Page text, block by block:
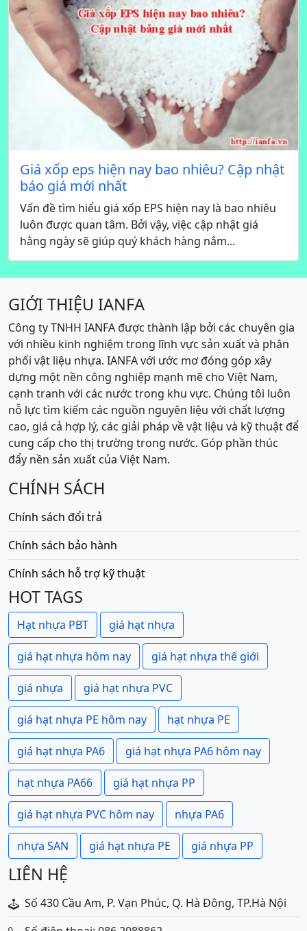
Giá xốp eps hiện nay bao nhiêu? Cập nhật
báo giá mới nhất
Vấn đề tìm hiểu giá xốp EPS hiện nay là bao nhiêu
luôn được quan tâm. Bởi vậy, việc cập nhật giá
hằng ngày sẽ giúp quý khách hàng nắm...
GIỚI THIỆU IANFA
Công ty TNHH IANFA được thành lập bởi các chuyên gia
với nhiều kinh nghiệm trong lĩnh vực sản xuất và phân
phối vật liệu nhựa. IANFA với ước mơ đóng góp xây
dựng một nền công nghiệp mạnh mẽ cho Việt Nam,
cạnh tranh với các nước trong khu vực. Chúng tôi luôn
nỗ lực tìm kiếm các nguồn nguyên liệu với chất lượng
cao, giá cả hợp lý, các giải pháp về vật liệu và kỹ thuật để
cung cấp cho thị trường trong nước. Góp phần thúc
đẩy nền sản xuất của Việt Nam.
CHÍNH SÁCH
Chính sách đổi trả
Chính sách bảo hành
Chính sách hỗ trợ kỹ thuật
HOT TAGS
Hạt nhựa PBT giá hạt nhựa
giá hạt nhựa hôm nay giá hạt nhựa thế giới
giá nhựa giá hạt nhựa PVC
giá hạt nhựa PE hôm nay hạt nhựa PE
giá hạt nhựa PA6 giá hạt nhựa PA6 hôm nay
hạt nhựa PA66 giá hạt nhựa PP
giá hạt nhựa PVC hôm nay nhựa PA6
nhựa SAN giá hạt nhựa PE giá nhựa PP
LIÊN HỆ
Số 430 Cầu Am, P. Vạn Phúc, Q. Hà Đông, TP.Hà Nội